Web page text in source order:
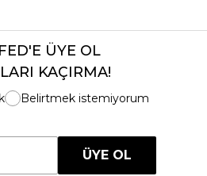
ÜYE OL
KAÇIRMA!
Belirtmek istemiyorum
ÜYE OL